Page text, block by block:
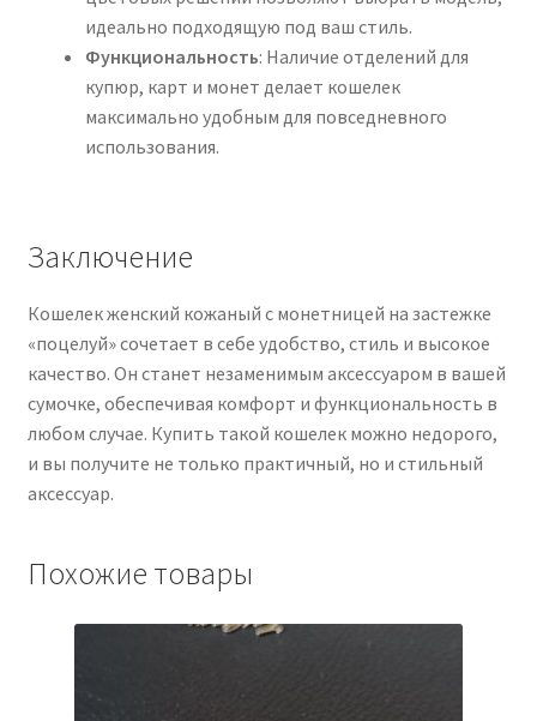
идеально подходящую под ваш стиль.
Функциональность: Наличие отделений для
купюр, карт и монет делает кошелек
максимально удобным для повседневного
использования.
Заключение
Кошелек женский кожаный с монетницей на застежке
«поцелуй» сочетает в себе удобство, стиль и высокое
качество. Он станет незаменимым аксессуаром в вашей
сумочке, обеспечивая комфорт и функциональность в
любом случае. Купить такой кошелек можно недорого,
и вы получите не только практичный, но и стильный
аксессуар.
Похожие товары